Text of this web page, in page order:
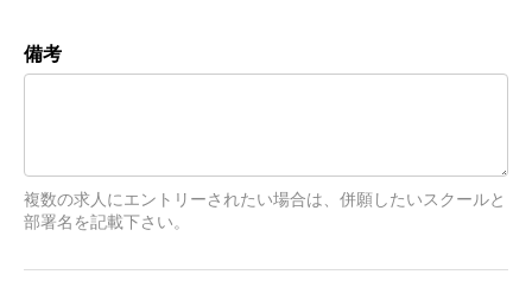
備考
複数の求人にエントリーされたい場合は、併願したいスクールと
部署名を記載下さい。